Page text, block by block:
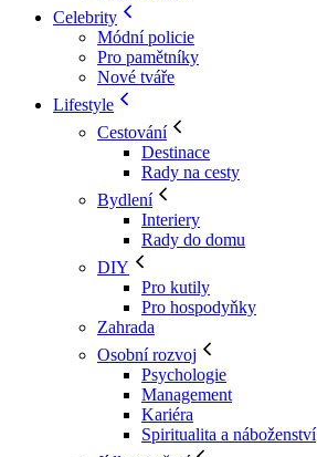
Celebrity
Módní policie
Pro pamětníky
Nové tváře
Lifestyle
Cestování
Destinace
Rady na cesty
Bydlení
Interiery
Rady do domu
DIY
Pro kutily
Pro hospodyňky
Zahrada
Osobní rozvoj
Psychologie
Management
Kariéra
Spiritualita a náboženství